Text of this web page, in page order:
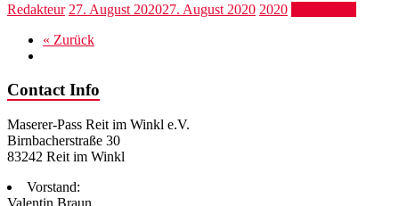
Redakteur 27. August 202027. August 2020 2020
« Zurück
Contact Info
Maserer-Pass Reit im Winkl e.V.
Birnbacherstraße 30
83242 Reit im Winkl
Vorstand:
Valentin Braun